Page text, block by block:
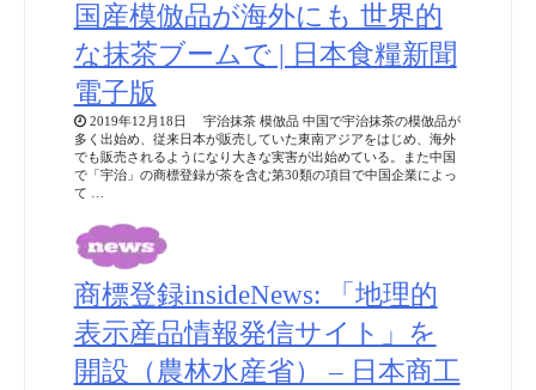
国産模倣品が海外にも 世界的
な抹茶ブームで | 日本食糧新聞
電子版
2019年12月18日 宇治抹茶 模倣品 中国で宇治抹茶の模倣品が
多く出始め、従来日本が販売していた東南アジアをはじめ、海外
でも販売されるようになり大きな実害が出始めている。また中国
で「宇治」の商標登録が茶を含む第30類の項目で中国企業によっ
て …
商標登録insideNews: 「地理的
表示産品情報発信サイト」を
開設（農林水産省） – 日本商工